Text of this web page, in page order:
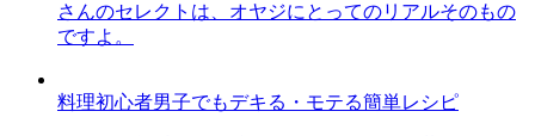
さんのセレクトは、オヤジにとってのリアルそのもの
ですよ。
料理初心者男子でもデキる・モテる簡単レシピ